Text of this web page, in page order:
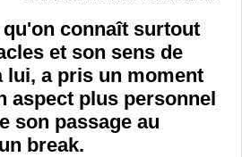
qu'on connaît surtout
et son sens de
lui, a pris un moment
aspect plus personnel
son passage au
break.